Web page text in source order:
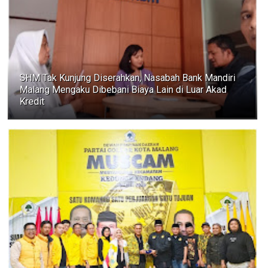
SHM Tak Kunjung Diserahkan, Nasabah Bank Mandiri
Malang Mengaku Dibebani Biaya Lain di Luar Akad
Kredit